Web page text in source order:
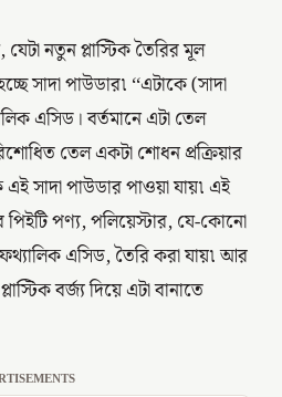
নতুন প্লাস্টিক তৈরির মূল
সাদা পাউডার৷ ‘‘এটাকে (সাদা
এসিড। বর্তমানে এটা তেল
তেল একটা শোধন প্রক্রিয়ার
সাদা পাউডার পাওয়া যায়৷ এই
পণ্য, পলিয়েস্টার, যে-কোনো
এসিড, তৈরি করা যায়৷ আর
বর্জ্য দিয়ে এটা বানাতে